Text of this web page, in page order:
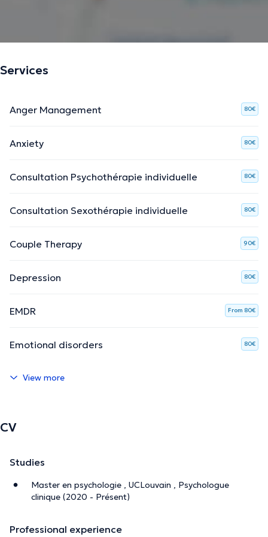
The description was edited by the doctoranytime team, based on verified
Services
Anger Management 80€
Anxiety 80€
Consultation Psychothérapie individuelle 80€
Consultation Sexothérapie individuelle 80€
Couple Therapy 90€
Depression 80€
EMDR From 80€
Emotional disorders 80€
View more
CV
Studies
Master en psychologie , UCLouvain , Psychologue
clinique (2020 - Présent)
Professional experience